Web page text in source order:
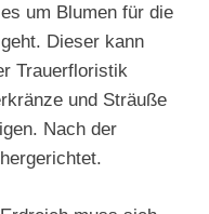
um Blumen für die
Dieser kann
Trauerfloristik
und Sträuße
Nach der